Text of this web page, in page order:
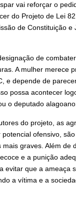
vai reforçar o
do Projeto de Lei
de Constituição e
de
A mulher merece
e depende de
possa acontecer
o deputado
do projeto, as
ofensivo,
mais graves. Além de
e a punição
evitar que a ameaça
a vítima e a